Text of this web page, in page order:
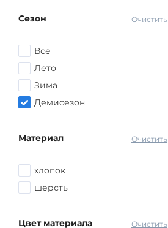
Розовый
Желтый
Голубой
Синий
Очистить
Сезон
Все
Лето
Зима
Демисезон
Очистить
Материал
хлопок
шерсть
Очистить
Цвет материала